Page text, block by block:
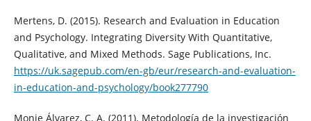
Mertens, D. (2015). Research and Evaluation in Education
and Psychology. Integrating Diversity With Quantitative,
Qualitative, and Mixed Methods. Sage Publications, Inc.
https://uk.sagepub.com/en-gb/eur/research-and-evaluation-
in-education-and-psychology/book277790
Monje Álvarez, C. A. (2011). Metodología de la investigación